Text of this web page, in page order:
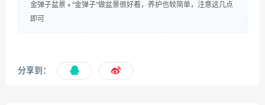
金弹子盆景 » “金弹子”做盆景很好看，养护也较简单，注意这几点
即可
分享到：